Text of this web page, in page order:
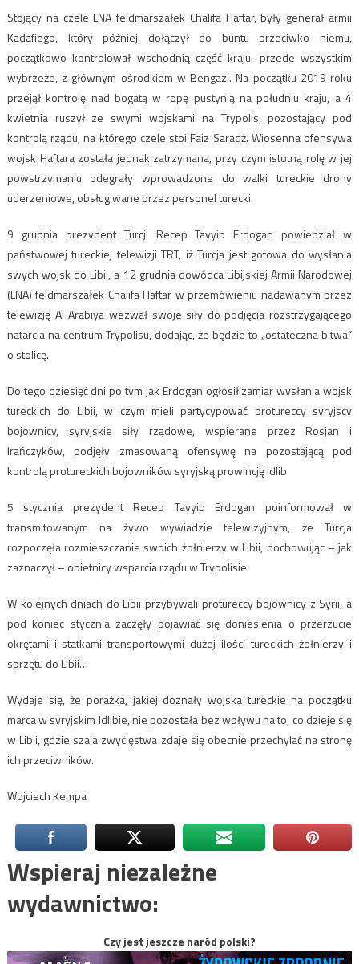
Stojący na czele LNA feldmarszałek Chalifa Haftar, były generał armii
Kadafiego, który później dołączył do buntu przeciwko niemu,
początkowo kontrolował wschodnią część kraju, przede wszystkim
wybrzeże, z głównym ośrodkiem w Bengazi. Na początku 2019 roku
przejął kontrolę nad bogatą w ropę pustynią na południu kraju, a 4
kwietnia ruszył ze swymi wojskami na Trypolis, pozostający pod
kontrolą rządu, na którego czele stoi Faiz Saradż. Wiosenna ofensywa
wojsk Haftara została jednak zatrzymana, przy czym istotną rolę w jej
powstrzymaniu odegrały wprowadzone do walki tureckie drony
uderzeniowe, obsługiwane przez personel turecki.
9 grudnia prezydent Turcji Recep Tayyip Erdogan powiedział w
państwowej tureckiej telewizji TRT, iż Turcja jest gotowa do wysłania
swych wojsk do Libii, a 12 grudnia dowódca Libijskiej Armii Narodowej
(LNA) feldmarszałek Chalifa Haftar w przemówieniu nadawanym przez
telewizję Al Arabiya wezwał swoje siły do podjęcia rozstrzygającego
natarcia na centrum Trypolisu, dodając, że będzie to „ostateczna bitwa”
o stolicę.
Do tego dziesięć dni po tym jak Erdogan ogłosił zamiar wysłania wojsk
tureckich do Libii, w czym mieli partycypować protureccy syryjscy
bojownicy, syryjskie siły rządowe, wspierane przez Rosjan i
Irańczyków, podjęły zmasowaną ofensywę na pozostającą pod
kontrolą protureckich bojowników syryjską prowincję Idlib.
5 stycznia prezydent Recep Tayyip Erdogan poinformował w
transmitowanym na żywo wywiadzie telewizyjnym, że Turcja
rozpoczęła rozmieszczanie swoich żołnierzy w Libii, dochowując – jak
zaznaczył – obietnicy wsparcia rządu w Trypolisie.
W kolejnych dniach do Libii przybywali protureccy bojownicy z Syrii, a
pod koniec stycznia zaczęły pojawiać się doniesienia o przerzucie
okrętami i statkami transportowymi dużej ilości tureckich żołnierzy i
sprzętu do Libii…
Wydaje się, że porażka, jakiej doznały wojska tureckie na początku
marca w syryjskim Idlibie, nie pozostała bez wpływu na to, co dzieje się
w Libii, gdzie szala zwycięstwa zdaje się obecnie przechylać na stronę
ich przeciwników.
Wojciech Kempa
Wspieraj niezależne
wydawnictwo:
Czy jest jeszcze naród polski?